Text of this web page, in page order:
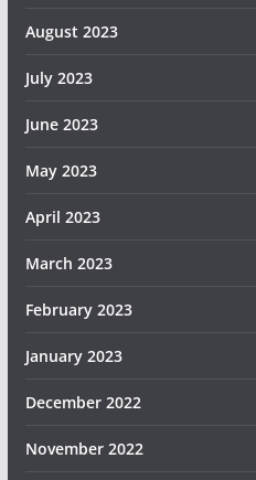
August 2023
July 2023
June 2023
May 2023
April 2023
March 2023
February 2023
January 2023
December 2022
November 2022